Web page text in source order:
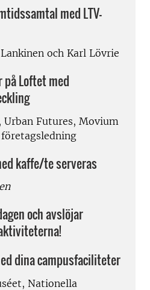
med LTV-
och Karl Lövrie
Loftet med
Urban Futures, Movium
kaffe/te serveras
och avslöjar
dina campusfaciliteter
Nationella